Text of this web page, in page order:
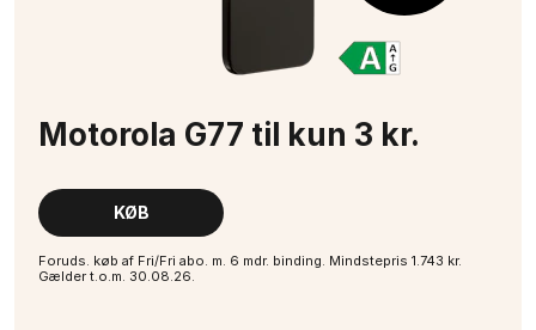
Motorola G77 til kun 3 kr.
KØB
Foruds. køb af Fri/Fri abo. m. 6 mdr. binding. Mindstepris 1.743 kr.
Gælder t.o.m. 30.08.26.